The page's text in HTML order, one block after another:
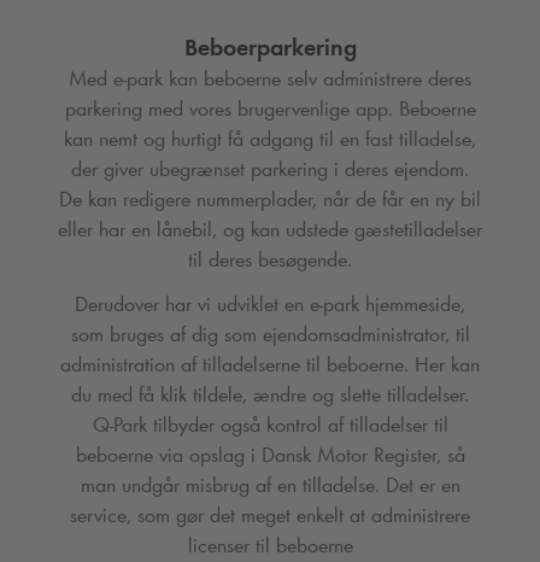
Beboerparkering
Med e-park kan beboerne selv administrere deres
parkering med vores brugervenlige app. Beboerne
kan nemt og hurtigt få adgang til en fast tilladelse,
der giver ubegrænset parkering i deres ejendom.
De kan redigere nummerplader, når de får en ny bil
eller har en lånebil, og kan udstede gæstetilladelser
til deres besøgende.
Derudover har vi udviklet en e-park hjemmeside,
som bruges af dig som ejendomsadministrator, til
administration af tilladelserne til beboerne. Her kan
du med få klik tildele, ændre og slette tilladelser.
Q-Parktilbyder også kontrol af tilladelser til
beboerne via opslag i Dansk Motor Register, så
man undgår misbrug af en tilladelse. Det er en
service, som gør det meget enkelt at administrere
licenser til beboerne